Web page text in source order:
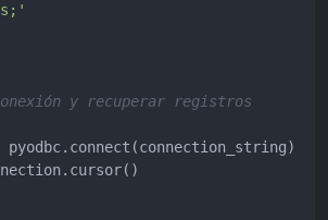
y recuperar registros
pyodbc.connect(connection_string)